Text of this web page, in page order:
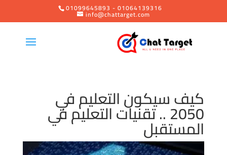
01099645893 - 01064139316
info@chattarget.com
كيف سيكون التعليم في
2050 .. تقنيات التعليم في
المستقبل